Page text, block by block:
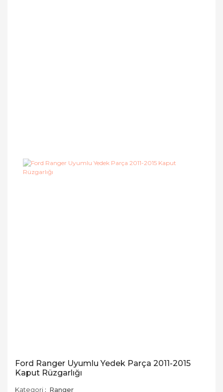
Ford Ranger Uyumlu Yedek Parça 2011-2015
Kaput Rüzgarlığı
Kategori Ranger